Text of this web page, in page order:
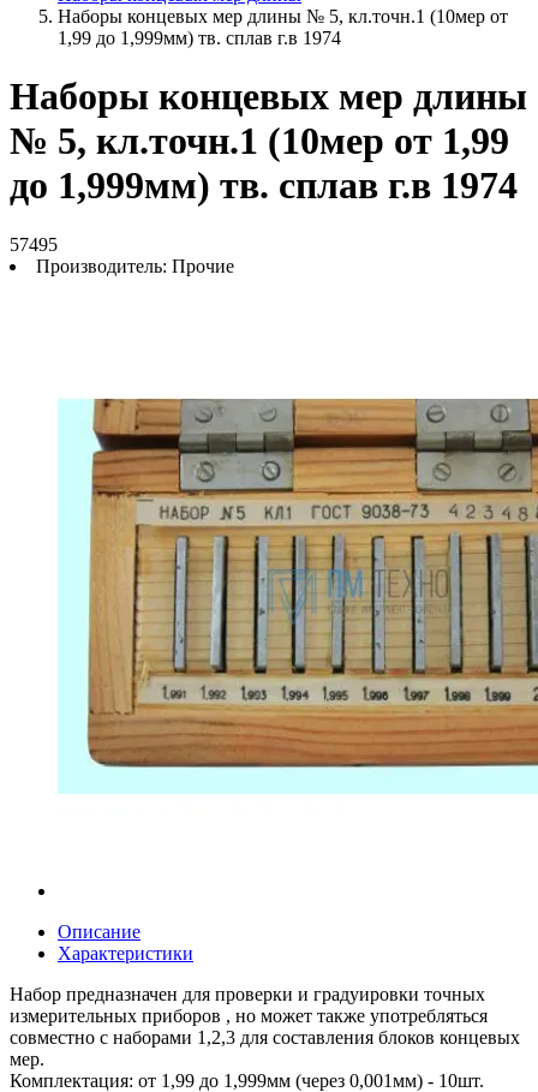
Наборы концевых мер длины № 5, кл.точн.1 (10мер от
1,99 до 1,999мм) тв. сплав г.в 1974
Наборы концевых мер длины
№ 5, кл.точн.1 (10мер от 1,99
до 1,999мм) тв. сплав г.в 1974
57495
Производитель: Прочие
Описание
Характеристики
Набор предназначен для проверки и градуировки точных
измерительных приборов , но может также употребляться
совместно с наборами 1,2,3 для составления блоков концевых
мер.
Комплектация: от 1,99 до 1,999мм (через 0,001мм) - 10шт.